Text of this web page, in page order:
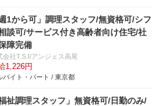
週1から可」調理スタッフ/無資格可/シフ
談可/サービス付き高齢者向け住宅/社
障完備
会社T.S.I/アンジェス高尾
1,226円
バイト・パート / 東京都
福祉調理スタッフ」無資格可/日勤のみ/